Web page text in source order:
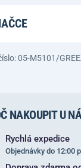
05-M5101/GRE
NAKOUPIT U
Rychlá expedice
Objednávky do 12:00